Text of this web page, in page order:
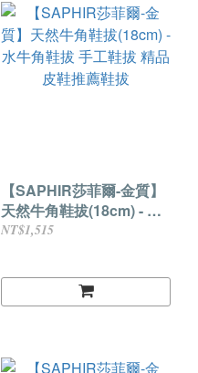
【SAPHIR莎菲爾-金質】
天然牛角鞋拔(18cm) - 水
牛角鞋拔 手工鞋拔 精品皮
NT$1,515